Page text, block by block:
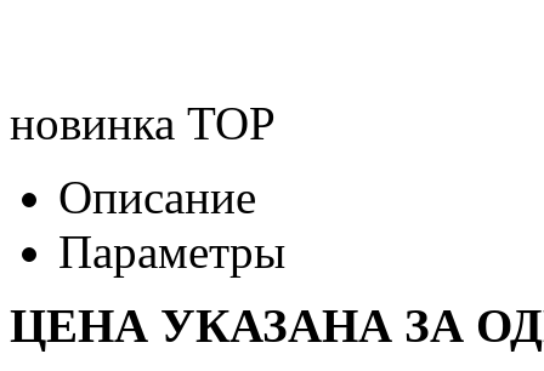
новинка TOP
Описание
Параметры
ЦЕНА УКАЗАНА ЗА